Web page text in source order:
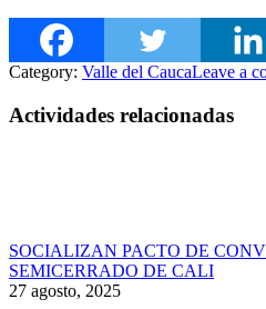
Category: Valle del CaucaLeave a
Actividades relacionadas
SOCIALIZAN PACTO DE
SEMICERRADO DE CALI
27 agosto, 2025